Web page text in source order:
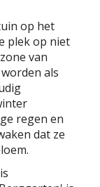
op het
plek op niet
van
als
regen en
dat ze